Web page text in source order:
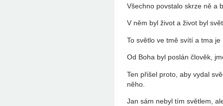
Všechno povstalo skrze ně a
V něm byl život a život byl
To světlo ve tmě svítí a tma je
Od Boha byl poslán člověk,
Ten přišel proto, aby vydal
něho.
Jan sám nebyl tím světlem,